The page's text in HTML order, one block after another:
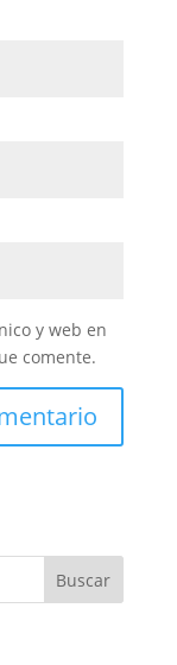
y web en
comente.